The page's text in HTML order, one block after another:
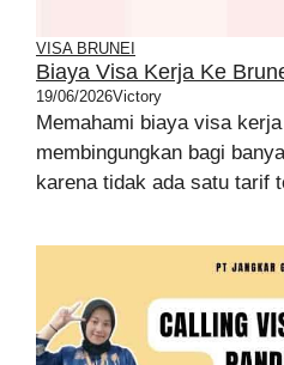
VISA BRUNEI
Biaya Visa Kerja Ke
19/06/2026Victory
Memahami biaya visa
membingungkan bagi
karena tidak ada satu tarif